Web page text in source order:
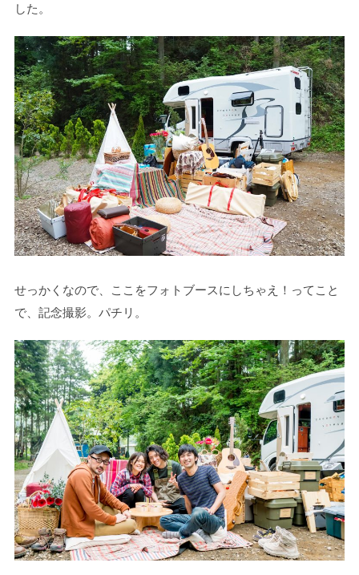
した。
せっかくなので、ここをフォトブースにしちゃえ！ってこと
で、記念撮影。パチリ。